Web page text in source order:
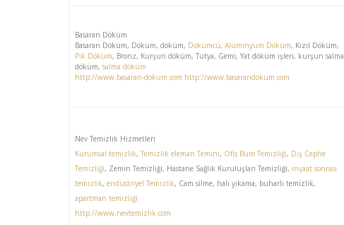
Basaran Döküm
Basaran Döküm, Döküm, döküm, Dökümcü, Alüminyum Döküm, Kızıl Döküm,
Pik Döküm, Bronz, Kurşun döküm, Tutya, Gemi, Yat döküm işleri, kurşun salma
döküm, salma döküm
http://www.basaran-dokum.com http://www.basarandokum.com
Nev Temizlik Hizmetleri
Kurumsal temizlik, Temizlik eleman Temini, Ofis Büro Temizliği, Dış Cephe
Temizliği, Zemin Temizliği, Hastane Sağlık Kuruluşları Temizliği, inşaat sonrası
temizlik, endüstriyel Temizlik, Cam silme, halı yıkama, buharlı temizlik,
apartman temizliği
http://www.nevtemizlik.com